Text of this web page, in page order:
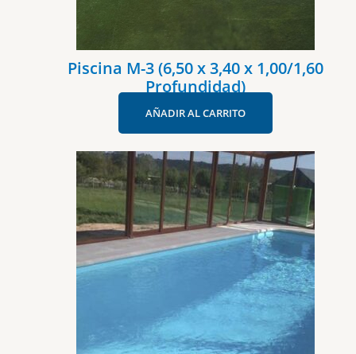
Piscina M-3 (6,50 x 3,40 x 1,00/1,60
Profundidad)
AÑADIR AL CARRITO